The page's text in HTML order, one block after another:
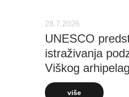
28.7.2026
UNESCO
istraživanja
Viškog
više